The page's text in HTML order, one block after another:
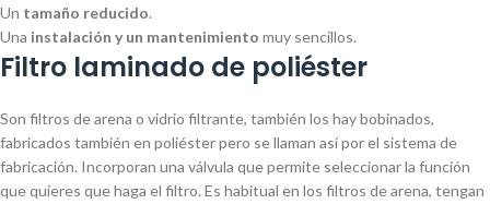
Un tamaño reducido.
Una instalación y un mantenimiento muy sencillos.
Filtro laminado de poliéster
Son filtros de arena o vidrio filtrante, también los hay bobinados,
fabricados también en poliéster pero se llaman así por el sistema de
fabricación. Incorporan una válvula que permite seleccionar la función
que quieres que haga el filtro. Es habitual en los filtros de arena, tengan